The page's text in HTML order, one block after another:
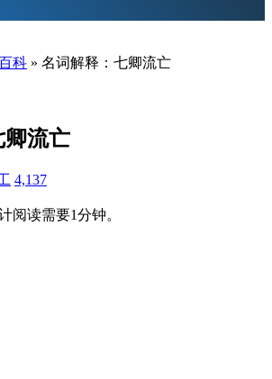
科 » 名词解释：七卿流亡
卿流亡
4,137
阅读需要1分钟。